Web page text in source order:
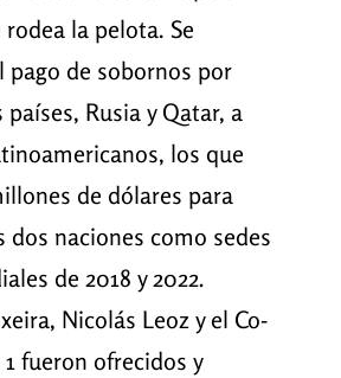
la pelota. Se
pago de sobornos por
Rusia y Qatar, a
los que
de dólares para
dos naciones como sedes
de 2018 y 2022.
Nicolás Leoz y el Co-
fueron ofrecidos y